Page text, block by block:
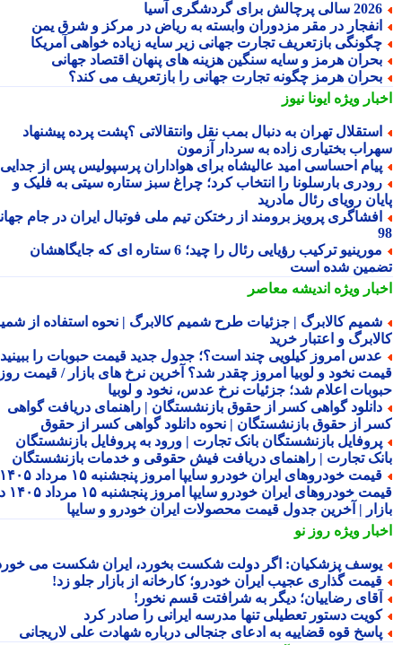
سالی پرچالش برای گردشگری آسیا
در مقر مزدوران وابسته به ریاض در مرکز و شرق یمن
بازتعریف تجارت جهانی زیر سایه زیاده خواهی آمریکا
هرمز و سایه سنگین هزینه های پنهان اقتصاد جهانی
هرمز چگونه تجارت جهانی را بازتعریف می کند؟
ویژهایونا نیوز
تهران به دنبال بمب نقل وانتقالاتی ؟پشت پرده پیشنهاد
بختیاری زاده به سردار آزمون
احساسی امید عالیشاه برای هواداران پرسپولیس پس از جدایی
بارسلونا را انتخاب کرد؛ چراغ سبز ستاره سیتی به فلیک و
رویای رئال مادرید
پرویز برومند از رختکن تیم ملی فوتبال ایران در جام جهانی
مورینیو ترکیب رؤیایی رئال را چید؛ 6 ستاره ای که جایگاهشان
شده است
ویژهاندیشه معاصر
کالابرگ | جزئیات طرح شمیم کالابرگ | نحوه استفاده از شمیم
و اعتبار خرید
امروز کیلویی چند است؟؛ جدول جدید قیمت حبوبات را ببینید /
نخود و لوبیا امروز چقدر شد؟ آخرین نرخ های بازار / قیمت روز
اعلام شد؛ جزئیات نرخ عدس، نخود و لوبیا
گواهی کسر از حقوق بازنشستگان | راهنمای دریافت گواهی
از حقوق بازنشستگان | نحوه دانلود گواهی کسر از حقوق
بازنشستگان بانک تجارت | ورود به پروفایل بازنشستگان
تجارت | راهنمای دریافت فیش حقوقی و خدمات بازنشستگان
قیمت خودروهای ایران خودرو سایپا امروز پنجشنبه ۱۵ مرداد ۱۴۰۵ |
قیمت خودروهای ایران خودرو سایپا امروز پنجشنبه ۱۵ مرداد ۱۴۰۵ در
| آخرین جدول قیمت محصولات ایران خودرو و سایپا
ویژهروز نو
پزشکیان: اگر دولت شکست بخورد، ایران شکست می خورد
گذاری عجیب ایران خودرو؛ کارخانه از بازار جلو زد!
رضاییان؛ دیگر به شرافتت قسم نخور!
دستور تعطیلی تنها مدرسه ایرانی را صادر کرد
قوه قضاییه به ادعای جنجالی درباره شهادت علی لاریجانی